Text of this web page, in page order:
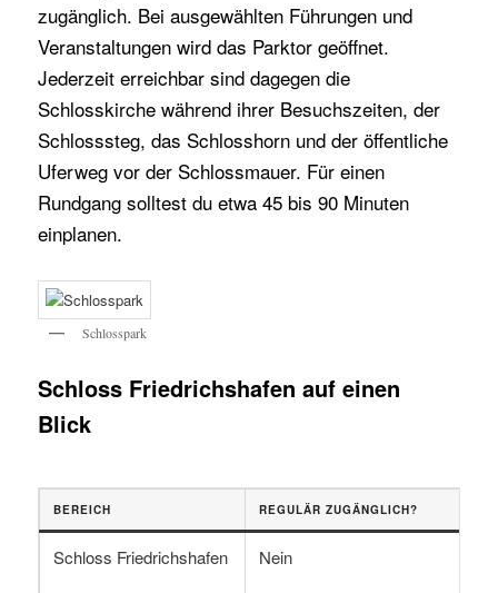
zugänglich. Bei ausgewählten Führungen und
Veranstaltungen wird das Parktor geöffnet.
Jederzeit erreichbar sind dagegen die
Schlosskirche während ihrer Besuchszeiten, der
Schlosssteg, das Schlosshorn und der öffentliche
Uferweg vor der Schlossmauer. Für einen
Rundgang solltest du etwa 45 bis 90 Minuten
einplanen.
Schlosspark
Schloss Friedrichshafen auf einen
Blick
BEREICH REGULÄR ZUGÄNGLICH?
Schloss Friedrichshafen Nein